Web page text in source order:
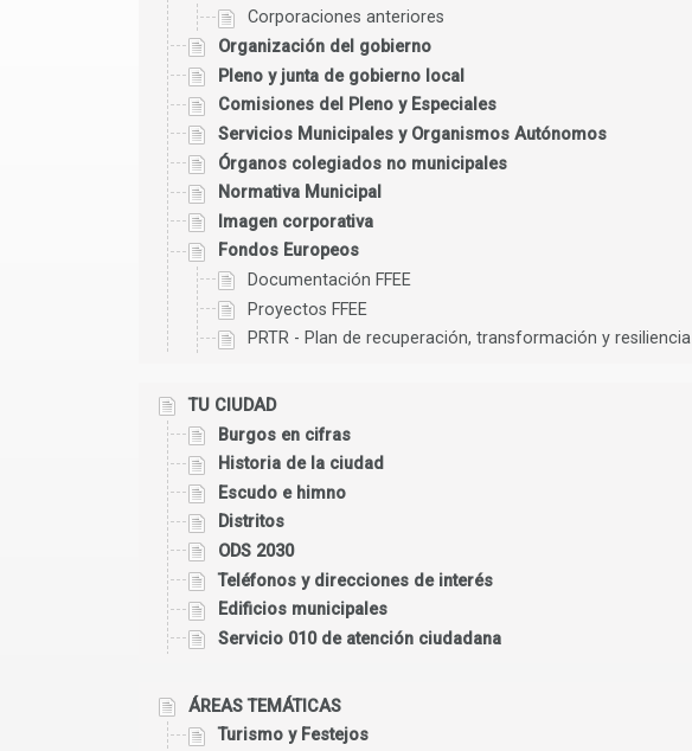
Corporaciones anteriores
Organización del gobierno
Pleno y junta de gobierno local
Comisiones del Pleno y Especiales
Servicios Municipales y Organismos Autónomos
Órganos colegiados no municipales
Normativa Municipal
Imagen corporativa
Fondos Europeos
Documentación FFEE
Proyectos FFEE
PRTR - Plan de recuperación, transformación y resiliencia
TU CIUDAD
Burgos en cifras
Historia de la ciudad
Escudo e himno
Distritos
ODS 2030
Teléfonos y direcciones de interés
Edificios municipales
Servicio 010 de atención ciudadana
ÁREAS TEMÁTICAS
Turismo y Festejos